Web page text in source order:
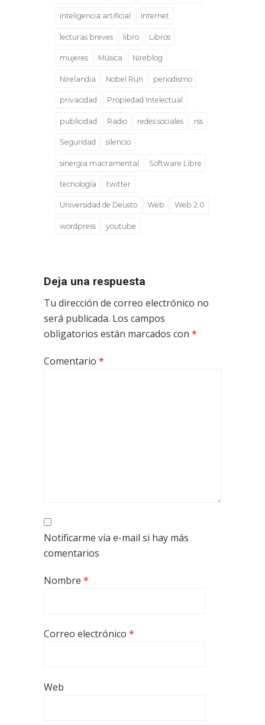
inteligencia artificial Internet
lecturas breves libro Libros
mujeres Música Nireblog
Nirelandia Nobel Run periodismo
privacidad Propiedad Intelectual
publicidad Radio redes sociales rss
Seguridad silencio
sinergia macramental Software Libre
tecnología twitter
Universidad de Deusto Web Web 2.0
wordpress youtube
Deja una respuesta
Tu dirección de correo electrónico no
será publicada. Los campos
obligatorios están marcados con *
Comentario *
Notificarme vía e-mail si hay más
comentarios
Nombre *
Correo electrónico *
Web